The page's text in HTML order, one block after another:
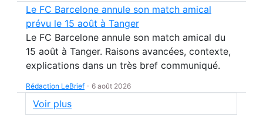
Le FC Barcelone annule son match amical
prévu le 15 août à Tanger
Le FC Barcelone annule son match amical du
15 août à Tanger. Raisons avancées, contexte,
explications dans un très bref communiqué.
Rédaction LeBrief - 6 août 2026
Voir plus